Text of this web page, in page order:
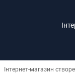
Інтернет-магазин